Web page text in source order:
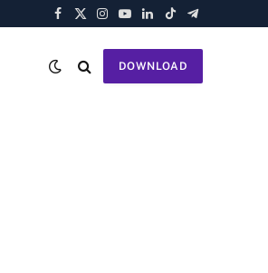
Facebook
X
Instagram
YouTube
LinkedIn
TikTokTelegram
DOWNLOAD